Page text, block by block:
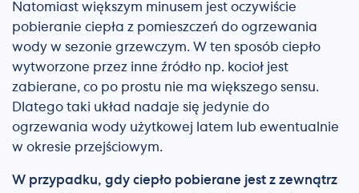
Natomiast większym minusem jest oczywiście
pobieranie ciepła z pomieszczeń do ogrzewania
wody w sezonie grzewczym. W ten sposób ciepło
wytworzone przez inne źródło np. kocioł jest
zabierane, co po prostu nie ma większego sensu.
Dlatego taki układ nadaje się jedynie do
ogrzewania wody użytkowej latem lub ewentualnie
w okresie przejściowym.
W przypadku, gdy ciepło pobierane jest z zewnątrz